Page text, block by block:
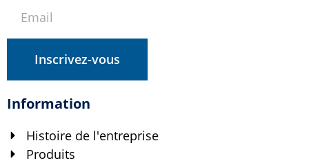
Inscrivez-vous
Information
Histoire de l'entreprise
Produits